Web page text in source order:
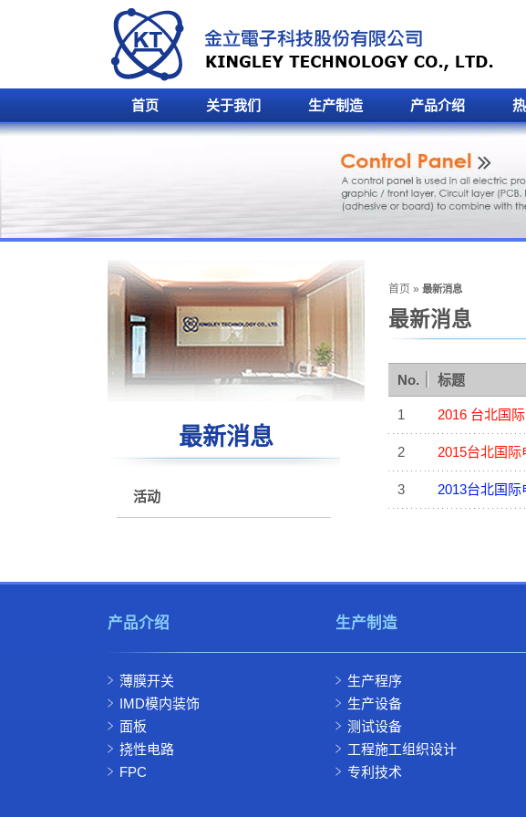
首页 关于我们 生产制造 产品介绍
首页 » 最新消息
最新消息
No. 标题
1 2016 台北国
2 2015台北国际
3 2013台北国际
最新消息
活动
产品介绍
薄膜开关
IMD模内装饰
面板
挠性电路
FPC
生产制造
生产程序
生产设备
测试设备
工程施工组织设计
专利技术